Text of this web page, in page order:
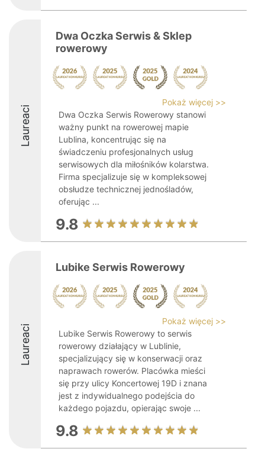
Laureaci
Dwa Oczka Serwis & Sklep
rowerowy
Pokaż więcej >>
Dwa Oczka Serwis Rowerowy stanowi
ważny punkt na rowerowej mapie
Lublina, koncentrując się na
świadczeniu profesjonalnych usług
serwisowych dla miłośników kolarstwa.
Firma specjalizuje się w kompleksowej
obsłudze technicznej jednośladów,
oferując ...
9.8
Laureaci
Lubike Serwis Rowerowy
Pokaż więcej >>
Lubike Serwis Rowerowy to serwis
rowerowy działający w Lublinie,
specjalizujący się w konserwacji oraz
naprawach rowerów. Placówka mieści
się przy ulicy Koncertowej 19D i znana
jest z indywidualnego podejścia do
każdego pojazdu, opierając swoje ...
9.8